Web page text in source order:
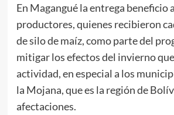
En Magangué la entrega beneficio
productores, quienes recibieron
de silo de maíz, como parte del
mitigar los efectos del invierno
actividad, en especial a los
la Mojana, que es la región de
afectaciones.